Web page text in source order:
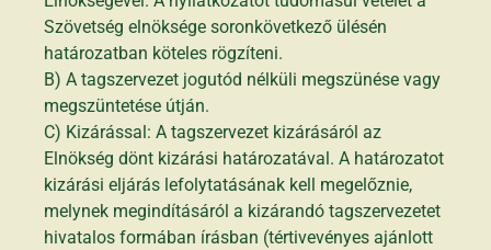
Szövetség elnöksége soronkövetkező ülésén
határozatban köteles rögzíteni.
B) A tagszervezet jogutód nélküli megszünése vagy
megszüntetése útján.
C) Kizárással: A tagszervezet kizárásáról az
Elnökség dönt kizárási határozatával. A határozatot
kizárási eljárás lefolytatásának kell megelőznie,
melynek megindításáról a kizárandó tagszervezetet
hivatalos formában írásban (tértivevényes ajánlott